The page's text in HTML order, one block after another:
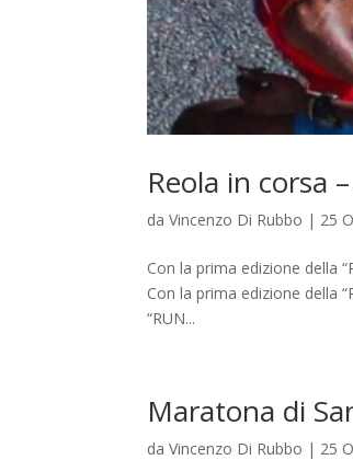
Reola in corsa
daVincenzo Di Rubbo | 25
Con la prima edizione della
Con la prima edizione della
“RUN...
Maratona di
daVincenzo Di Rubbo | 25